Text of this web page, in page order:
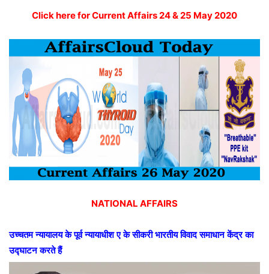
Click here for Current Affairs 24 & 25 May 2020
NATIONAL AFFAIRS
उच्चतम न्यायालय के पूर्व न्यायाधीश ए के सीकरी भारतीय विवाद समाधान केंद्र का
उद्घाटन करते हैं